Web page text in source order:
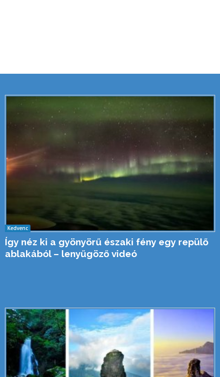
Kedvenc
Így néz ki a gyönyörű északi fény egy repülő
ablakából – lenyűgöző videó